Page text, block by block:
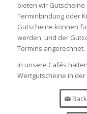
bieten wir
Terminbindung oder
Gutscheine können
werden, und der
Termins angerechnet.
In unsere Cafés
Wertgutscheine in